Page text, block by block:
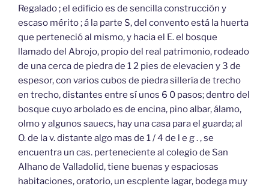
Regalado ; el edificio es de sencilla construcción y
escaso mérito ; á la parte S, del convento está la huerta
que perteneció al mismo, y hacia el E. el bosque
llamado del Abrojo, propio del real patrimonio, rodeado
de una cerca de piedra de 1 2 pies de elevacien y 3 de
espesor, con varios cubos de piedra sillería de trecho
en trecho, distantes entre sí unos 6 0 pasos; dentro del
bosque cuyo arbolado es de encina, pino albar, álamo,
olmo y algunos sauecs, hay una casa para el guarda; al
O. de la v. distante algo mas de 1 / 4 de l e g . , se
encuentra un cas. perteneciente al colegio de San
Alhano de Valladolid, tiene buenas y espaciosas
habitaciones, oratorio, un escplente lagar, bodega muy